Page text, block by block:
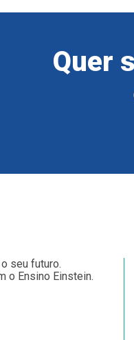
Quer
seu futuro.
o Ensino Einstein.